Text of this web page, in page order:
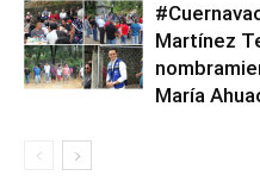
Martínez
María